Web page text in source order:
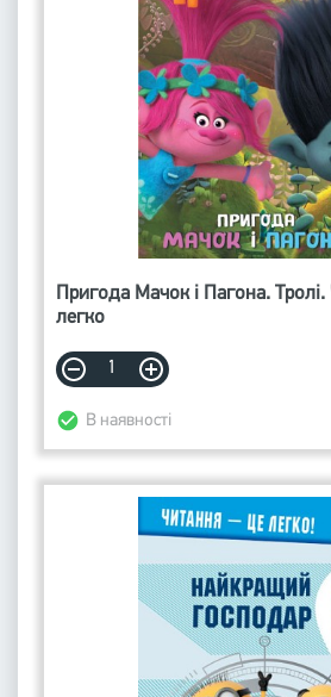
Пригода Мачок і Пагона.
легко
В наявності